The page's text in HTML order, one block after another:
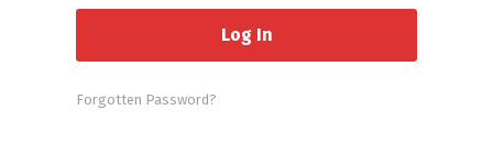
Forgotten Password?